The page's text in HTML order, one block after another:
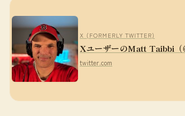
X (FORMERLY TWITTER)
XユーザーのMatt Taibbi（
twitter.com